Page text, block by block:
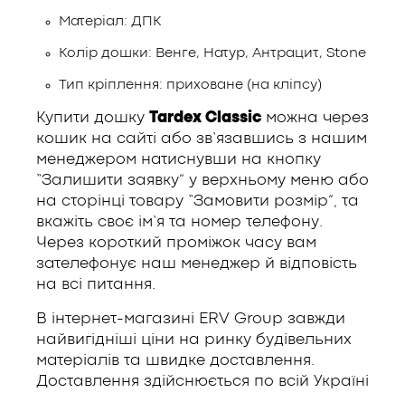
Матеріал: ДПК
Колір дошки: Венге, Натур, Антрацит, Stone
Тип кріплення: приховане (на кліпсу)
Купити дошку Tardex Classic можна через
кошик на сайті або зв’язавшись з нашим
менеджером натиснувши на кнопку
“Залишити заявку” у верхньому меню або
на сторінці товару “Замовити розмір”, та
вкажіть своє ім’я та номер телефону.
Через короткий проміжок часу вам
зателефонує наш менеджер й відповість
на всі питання.
В інтернет-магазині ERV Group завжди
найвигідніші ціни на ринку будівельних
матеріалів та швидке доставлення.
Доставлення здійснюється по всій Україні